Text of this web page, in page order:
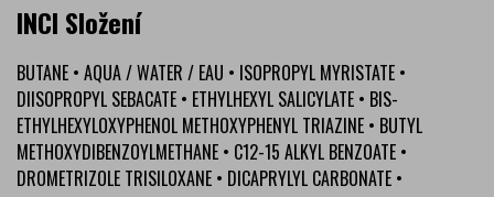
INCI Složení
BUTANE • AQUA / WATER / EAU • ISOPROPYL MYRISTATE •
DIISOPROPYL SEBACATE • ETHYLHEXYL SALICYLATE • BIS-
ETHYLHEXYLOXYPHENOL METHOXYPHENYL TRIAZINE • BUTYL
METHOXYDIBENZOYLMETHANE • C12-15 ALKYL BENZOATE •
DROMETRIZOLE TRISILOXANE • DICAPRYLYL CARBONATE •